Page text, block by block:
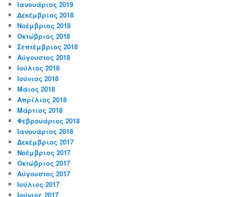
Ιανουάριος 2019
Δεκέμβριος 2018
Νοέμβριος 2018
Οκτώβριος 2018
Σεπτέμβριος 2018
Αύγουστος 2018
Ιούλιος 2018
Ιούνιος 2018
Μάιος 2018
Απρίλιος 2018
Μάρτιος 2018
Φεβρουάριος 2018
Ιανουάριος 2018
Δεκέμβριος 2017
Νοέμβριος 2017
Οκτώβριος 2017
Αύγουστος 2017
Ιούλιος 2017
Ιούνιος 2017